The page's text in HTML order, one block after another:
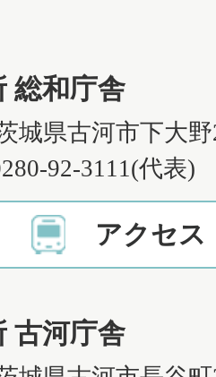
総和庁舎
城県古河市下大
92-3111(代表)
アクセス
古河庁舎